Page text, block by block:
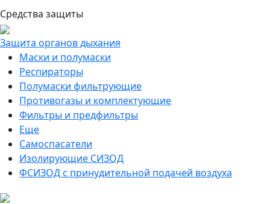
Средства защиты
Защита органов дыхания
Маски и полумаски
Респираторы
Полумаски фильтрующие
Противогазы и комплектующие
Фильтры и предфильтры
Еще
Самоспасатели
Изолирующие СИЗОД
ФСИЗОД с принудительной подачей воздуха